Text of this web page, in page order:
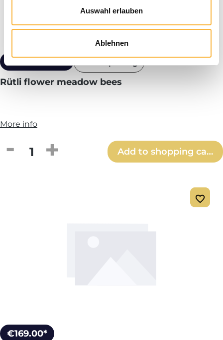
Auswahl erlauben
Ablehnen
Rütli flower meadow bees
More info
Product Quantity: Enter the desired
Add to shopping cart
€169.00*